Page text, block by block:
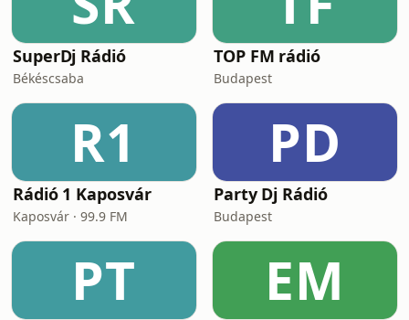
SuperDj Rádió
Békéscsaba
TOP FM rádió
Budapest
R1
Rádió 1 Kaposvár
Kaposvár · 99.9 FM
PD
Party Dj Rádió
Budapest
PT EM